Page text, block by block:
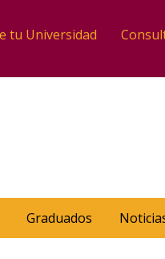
tu Universidad
Graduados